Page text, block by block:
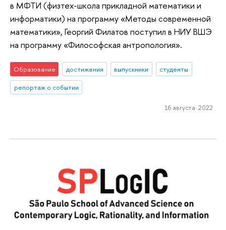
в МФТИ (физтех-школа прикладной математики и
информатики) на программу «Методы современной
математики», Георгий Филатов поступил в НИУ ВШЭ
на программу «Философская антропология».
Образование достижения выпускники
студенты
репортаж о событии
16 августа 2022